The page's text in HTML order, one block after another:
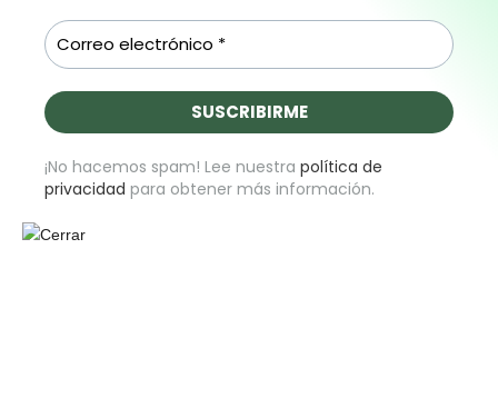
¡No hacemos spam! Lee nuestra política de
privacidad para obtener más información.